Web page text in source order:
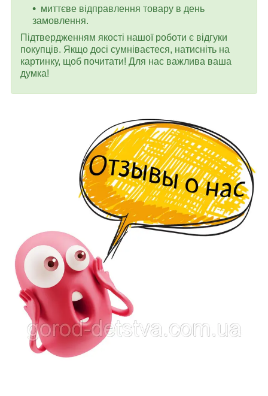
миттєве відправлення товару в день
замовлення.
Підтвердженням якості нашої роботи є відгуки
покупців. Якщо досі сумніваєтеся, натисніть на
картинку, щоб почитати! Для нас важлива ваша
думка!